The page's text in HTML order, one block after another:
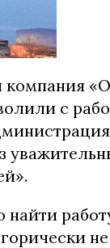
компания
с
найти
не